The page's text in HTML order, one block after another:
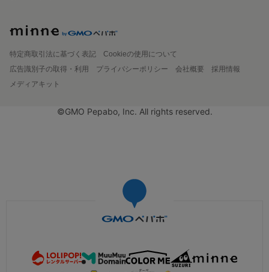
特定商取引法に基づく表記
Cookieの使用について
広告識別子の取得・利用
プライバシーポリシー 会社概要
採用情報
メディアキット
©GMO Pepabo, Inc. All rights reserved.